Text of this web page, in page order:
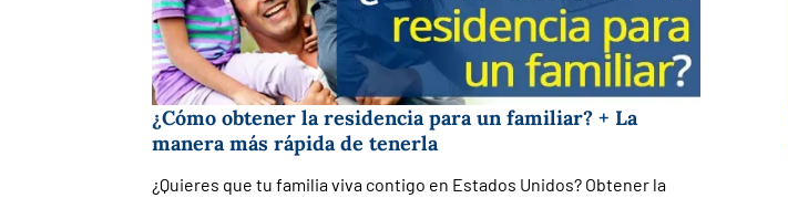
¿Cómo obtener la residencia para un familiar? + La
manera más rápida de tenerla
¿Quieres que tu familia viva contigo en Estados Unidos? Obtener la